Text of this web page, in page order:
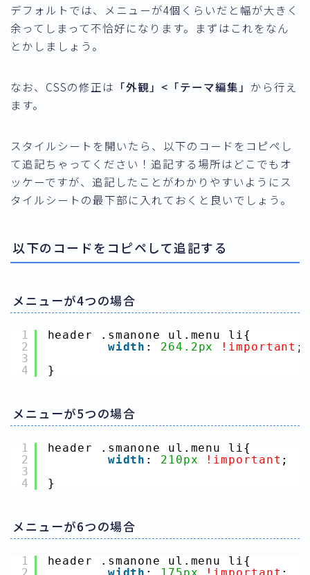
デフォルトでは、メニューが4個くらいだと 幅が大きく
余ってしまって不恰好になります。まずはこれをなん
とかしましょう。
なお、CSSの修正は 「外観」<「テーマ編集」 から行え
ます。
スタイルシートを開いたら、以下のコードをコピペし
て追記ちゃってください！追記する場所はどこでもオ
ッケーですが、追記したことがわかりやすいようにス
タイルシートの最下部に入れておくと良いでしょう。
以下のコードをコピペして追記する
メニューが4つの場合
1
2
3
4
header .smanone ul.menu li{
width : 264.2px !important ;
}
メニューが5つの場合
1
2
3
4
header .smanone ul.menu li{
width : 210px !important ;
}
メニューが6つの場合
1
header .smanone ul.menu li{